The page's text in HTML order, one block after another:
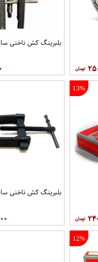
بلبرینگ کش ناخنی
13%
بلبرینگ کش ناخنی
12%